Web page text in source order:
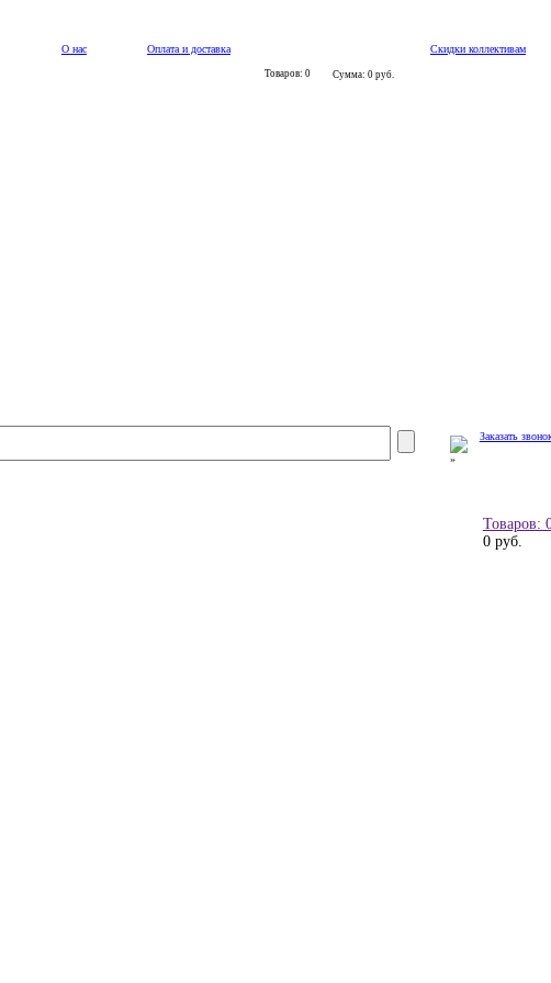
О нас Оплата и доставка Скидки коллективам
Товаров: 0 Сумма: 0 руб.
Заказать
Товаров:
0 руб.